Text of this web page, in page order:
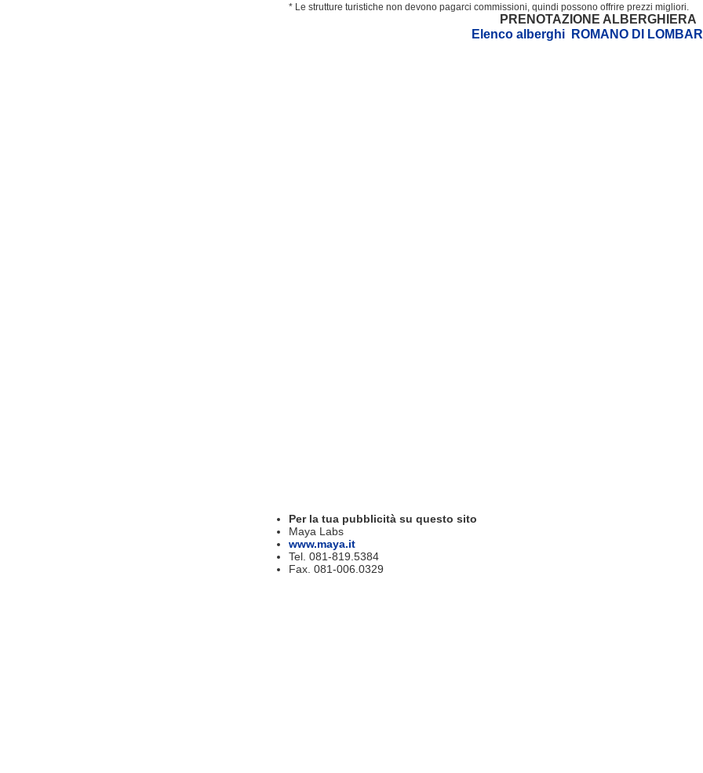
* Le strutture turistiche non devono pagarci commissioni, quindi possono offrire prezzi migliori.
PRENOTAZIONE ALBERGHIERA
Elenco alberghi ROMANO DI
Per la tua pubblicità su questo sito
Maya Labs
www.maya.it
Tel. 081-819.5384
Fax. 081-006.0329